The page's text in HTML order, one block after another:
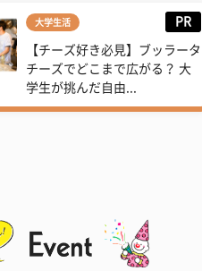
大学生活 PR
【チーズ好き必見】ブッラータ
チーズでどこまで広がる？ 大
学生が挑んだ自由...